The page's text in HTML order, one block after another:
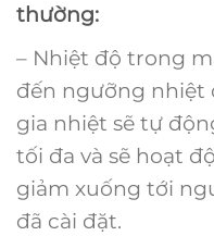
thường:
– Nhiệt độ trong
đến ngưỡng nhiệt
gia nhiệt sẽ tự
tối đa và sẽ hoạt
giảm xuống tới
đã cài đặt.